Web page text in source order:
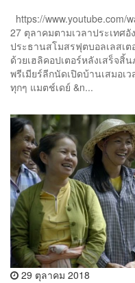
https://
27 ตุลาคมตามเวลาประเทศอั
ประธานสโมสรฟุตบอลเลสเ
ด้วยเฮลิคอปเตอร์หลังเสร็จสิ้
พรีเมียร์ลีกนัดเปิดบ้านเสมอเ
ทุกๆ แมตช์เดย์ &n...
29 ตุลาคม 2018